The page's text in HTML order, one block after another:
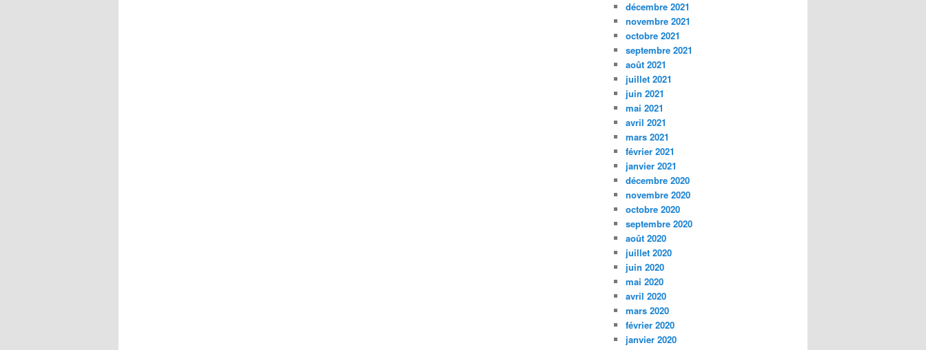
décembre 2021
novembre 2021
octobre 2021
septembre 2021
août 2021
juillet 2021
juin 2021
mai 2021
avril 2021
mars 2021
février 2021
janvier 2021
décembre 2020
novembre 2020
octobre 2020
septembre 2020
août 2020
juillet 2020
juin 2020
mai 2020
avril 2020
mars 2020
février 2020
janvier 2020